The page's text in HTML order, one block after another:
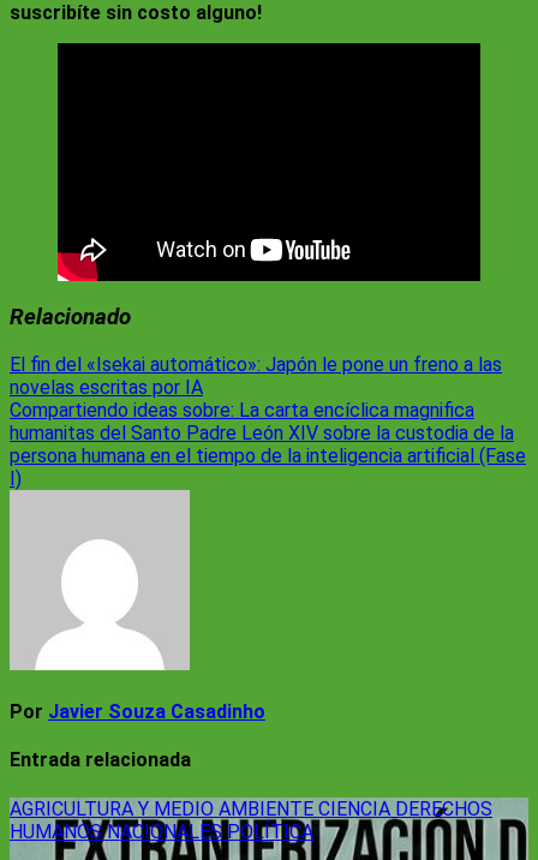
suscribíte sin costo alguno!
Relacionado
Navegación
de
entradas
El fin del «Isekai automático»: Japón le pone un freno a las
novelas escritas por IA
Compartiendo ideas sobre: La carta encíclica magnifica
humanitas del Santo Padre León XIV sobre la custodia de la
persona humana en el tiempo de la inteligencia artificial (Fase
I)
Por Javier Souza Casadinho
Entrada relacionada
AGRICULTURA Y MEDIO AMBIENTE CIENCIA DERECHOS
HUMANOSNACIONALES POLÍTICA